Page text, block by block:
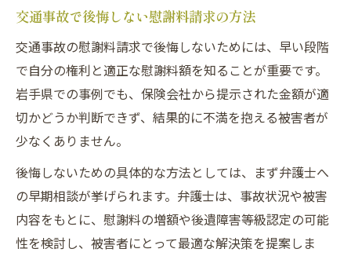
交通事故で後悔しない慰謝料請求の方法
交通事故の慰謝料請求で後悔しないためには、早い段階
で自分の権利と適正な慰謝料額を知ることが重要です。
岩手県での事例でも、保険会社から提示された金額が適
切かどうか判断できず、結果的に不満を抱える被害者が
少なくありません。
後悔しないための具体的な方法としては、まず弁護士へ
の早期相談が挙げられます。弁護士は、事故状況や被害
内容をもとに、慰謝料の増額や後遺障害等級認定の可能
性を検討し、被害者にとって最適な解決策を提案しま